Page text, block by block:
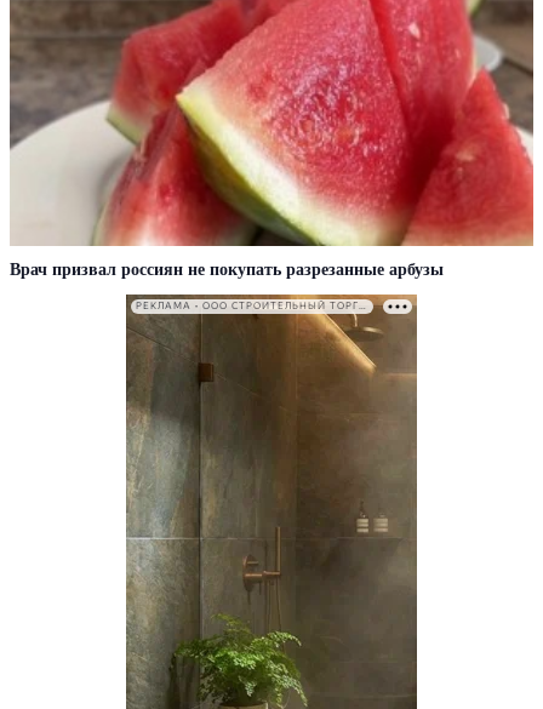
Врач призвал россиян не покупать разрезанные арбузы
РЕКЛАМА • ООО СТРОИТЕЛЬНЫЙ ТОРГОВЫЙ ДОМ «ПЕТРОВИЧ». ИНН: 7802348846